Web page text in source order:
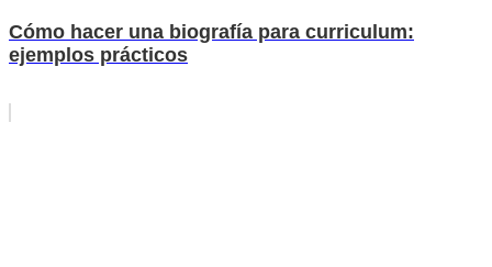
Cómo hacer una biografía para curriculum:
ejemplos prácticos